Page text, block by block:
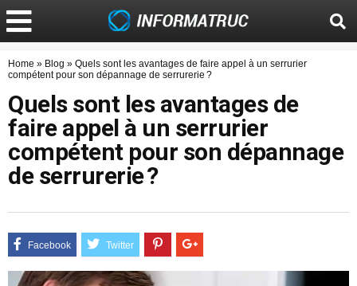
Home » Blog » Quels sont les avantages de faire appel à un serrurier
compétent pour son dépannage de serrurerie ?
Quels sont les avantages de
faire appel à un serrurier
compétent pour son dépannage
de serrurerie ?